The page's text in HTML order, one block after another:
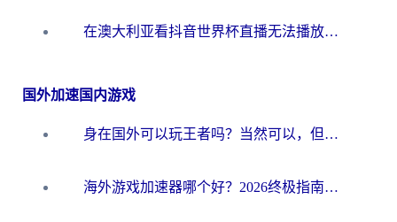
在澳大利亚看抖音世界杯直播无法播放？海外党体育观赛终极指南来了！
国外加速国内游戏
身在国外可以玩王者吗？当然可以，但你需要这份“加速”指南
海外游戏加速器哪个好？2026终极指南帮你畅玩国服+解决卡顿难题